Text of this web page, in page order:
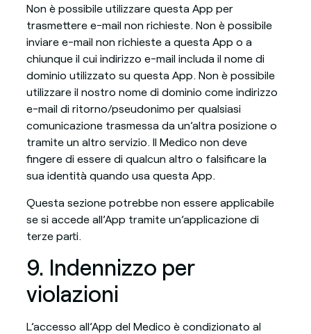
Non è possibile utilizzare questa App per
trasmettere e-mail non richieste. Non è possibile
inviare e-mail non richieste a questa App o a
chiunque il cui indirizzo e-mail includa il nome di
dominio utilizzato su questa App. Non è possibile
utilizzare il nostro nome di dominio come indirizzo
e-mail di ritorno/pseudonimo per qualsiasi
comunicazione trasmessa da un’altra posizione o
tramite un altro servizio. Il Medico non deve
fingere di essere di qualcun altro o falsificare la
sua identità quando usa questa App.
Questa sezione potrebbe non essere applicabile
se si accede all’App tramite un’applicazione di
terze parti.
9. Indennizzo per
violazioni
L’accesso all’App del Medico è condizionato al